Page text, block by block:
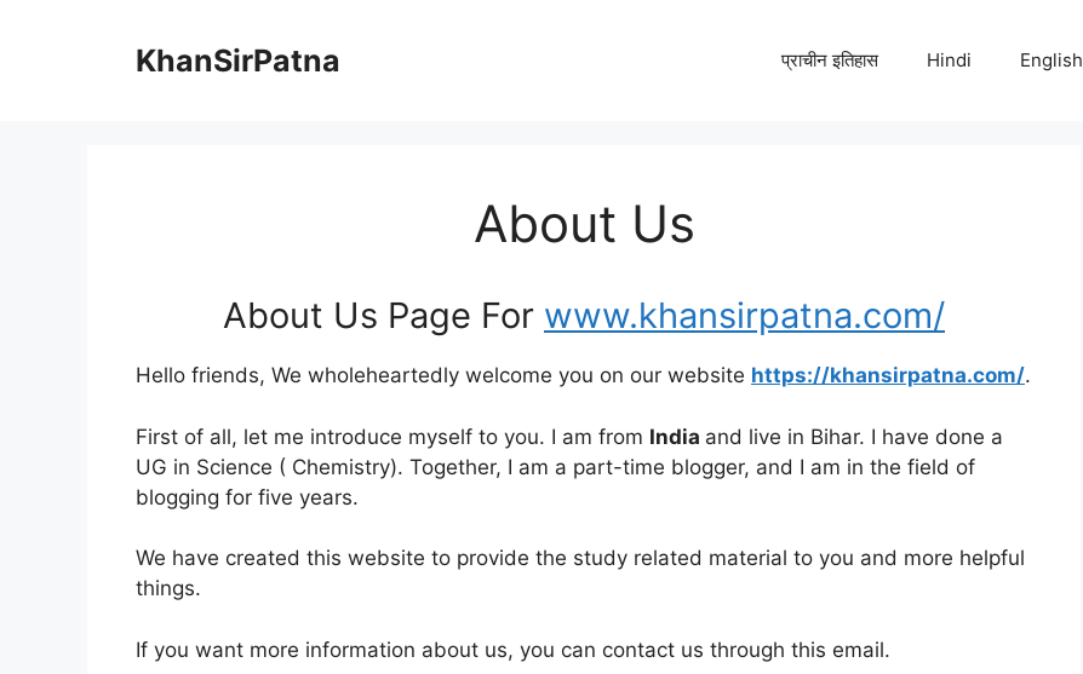
KhanSirPatna प्राचीन इतिहास Hindi English
About Us
About Us Page For www.khansirpatna.com/
Hello friends, We wholeheartedly welcome you on our website https://khansirpatna.com/.
First of all, let me introduce myself to you. I am from India and live in Bihar. I have done a
UG in Science ( Chemistry). Together, I am a part-time blogger, and I am in the field of
blogging for five years.
We have created this website to provide the study related material to you and more helpful
things.
If you want more information about us, you can contact us through this email.